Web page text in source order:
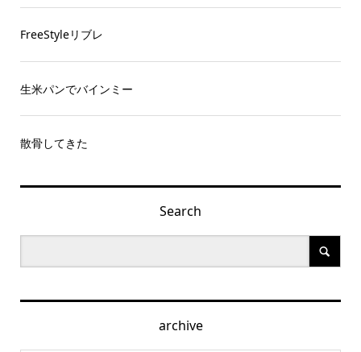
FreeStyleリブレ
生米パンでバインミー
散骨してきた
Search
archive